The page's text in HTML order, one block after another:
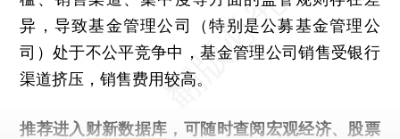
异，导致基金管理公司（特别是公募基金管理公
司）处于不公平竞争中，基金管理公司销售受银行
渠道挤压，销售费用较高。
推荐进入 财新数据库 ，可随时查阅宏观经济、股票